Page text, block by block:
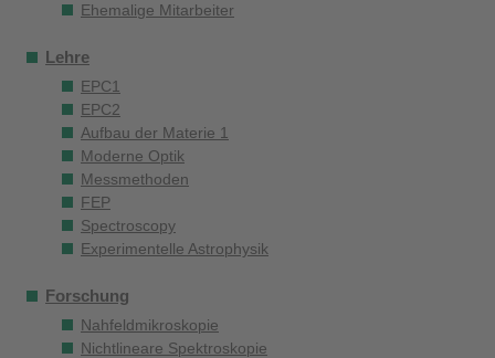
Ehemalige Mitarbeiter
Lehre
EPC1
EPC2
Aufbau der Materie 1
Moderne Optik
Messmethoden
FEP
Spectroscopy
Experimentelle Astrophysik
Forschung
Nahfeldmikroskopie
Nichtlineare Spektroskopie